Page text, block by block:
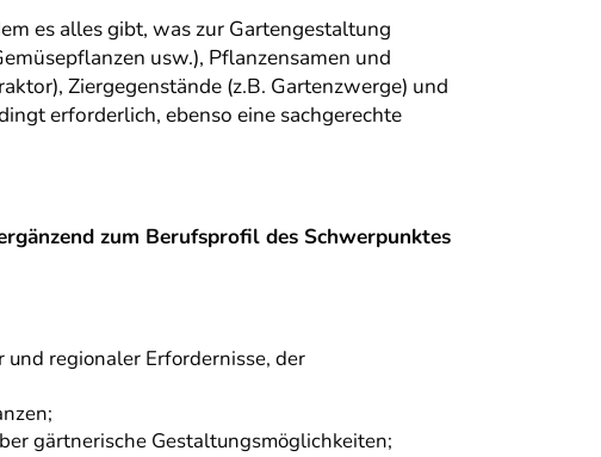
es alles gibt, was zur Gartengestaltung
usw.), Pflanzensamen und
Ziergegenstände (z.B. Gartenzwerge) und
erforderlich, ebenso eine sachgerechte
zum Berufsprofil des Schwerpunktes
regionaler Erfordernisse, der
gärtnerische Gestaltungsmöglichkeiten;